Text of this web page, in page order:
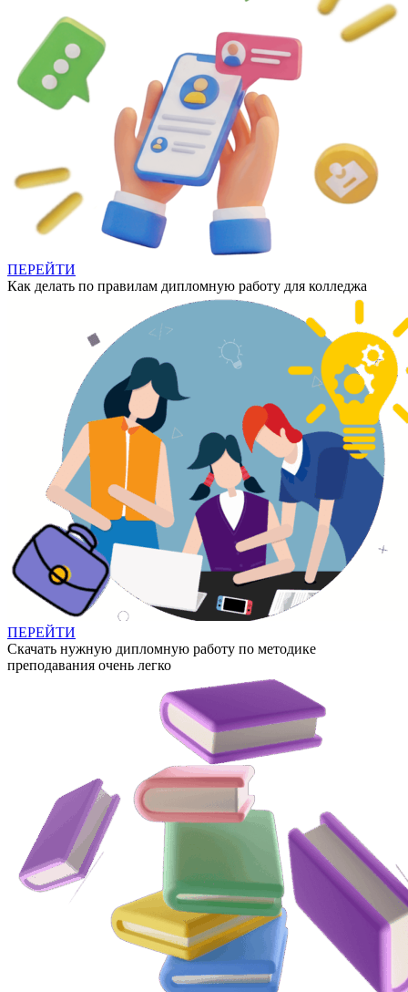
ПЕРЕЙТИ
Как делать по правилам дипломную работу для колледжа
ПЕРЕЙТИ
Скачать нужную дипломную работу по методике
преподавания очень легко